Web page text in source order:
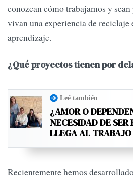
conozcan cómo trabajamos y
vivan una experiencia de
aprendizaje.
¿Qué proyectos tienen por
Leé también
¿AMOR O
NECESIDAD DE
LLEGA AL TRABAJO
Recientemente hemos